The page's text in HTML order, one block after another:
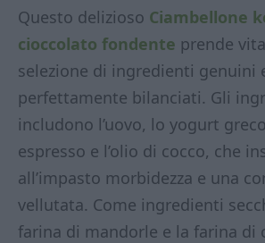
Questo delizioso Ciambellone
cioccolato fondente prende
selezione di ingredienti genuini
perfettamente bilanciati. Gli
includono l’uovo, lo yogurt
espresso e l’olio di cocco, che
all’impasto morbidezza e una
vellutata. Come ingredienti
farina di mandorle e la farina di